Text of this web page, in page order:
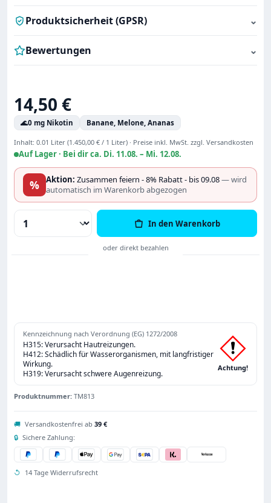
Produktsicherheit (GPSR) ⌄
Bewertungen ⌄
Regulärer Preis:
14,50 €
🌊0 mg Nikotin Banane, Melone, Ananas
Inhalt: 0.01 Liter (1.450,00 € / 1 Liter) · Preise inkl. MwSt. zzgl. Versandkosten
Auf Lager · Bei dir ca. Di. 11.08. – Mi. 12.08.
% Aktion: Zusammen feiern - 8% Rabatt - bis 09.08— wird
automatisch im Warenkorb abgezogen
Produkt Anzahl: Gib den gewünschten
In den Warenkorb
Kennzeichnung nach Verordnung (EG) 1272/2008
H315: Verursacht Hautreizungen.
H412: Schädlich für Wasserorganismen, mit langfristiger
Wirkung.
H319: Verursacht schwere Augenreizung.
Achtung!
Produktnummer: TM813
🚚 Versandkostenfrei ab 39 €
🔒 Sichere Zahlung:
↺ 14 Tage Widerrufsrecht